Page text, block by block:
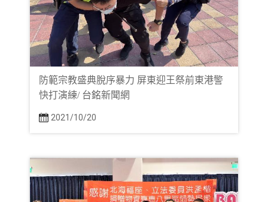
防範宗教盛典脫序暴力 屏東迎王祭前東港警
快打演練/ 台銘新聞網
2021/10/20